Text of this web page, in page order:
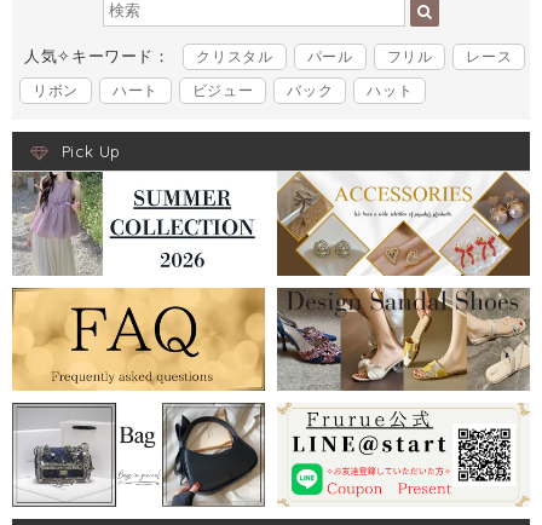
人気✧キーワード： クリスタル パール フリル
レース
リボン
ハート ビジュー バック ハット
Pick Up